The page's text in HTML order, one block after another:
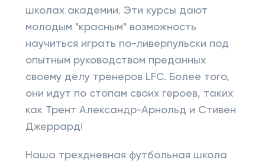
школах академии. Эти курсы дают
молодым "красным" возможность
научиться играть по-ливерпульски под
опытным руководством преданных
своему делу тренеров LFC. Более того,
они идут по стопам своих героев, таких
как Трент Александр-Арнольд и Стивен
Джеррард!
Наша трехдневная футбольная школа